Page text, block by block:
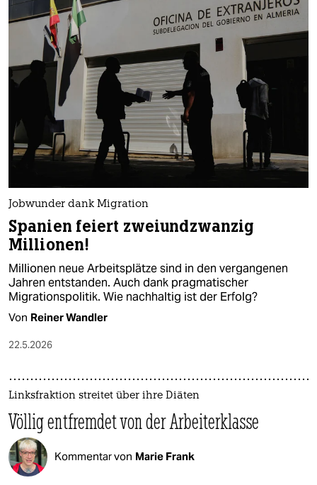
Jobwunder dank Migration
Spanien feiert zweiundzwanzig
Millionen!
Millionen neue Arbeitsplätze sind in den vergangenen
Jahren entstanden. Auch dank pragmatischer
Migrationspolitik. Wie nachhaltig ist der Erfolg?
Von Reiner Wandler
22.5.2026
Linksfraktion streitet über ihre Diäten
Völlig entfremdet von der Arbeiterklasse
Kommentar von Marie Frank